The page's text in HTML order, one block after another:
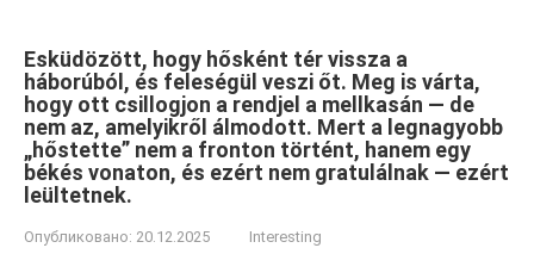
Esküdözött, hogy hősként tér vissza a
háborúból, és feleségül veszi őt. Meg is várta,
hogy ott csillogjon a rendjel a mellkasán — de
nem az, amelyikről álmodott. Mert a legnagyobb
„hőstette” nem a fronton történt, hanem egy
békés vonaton, és ezért nem gratulálnak — ezért
leültetnek.
Опубликовано: 20.12.2025 Interesting